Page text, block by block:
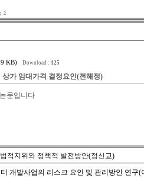
2
KB) Download : 125
상가 임대가격 결정요인(전해정)
문입니다
적지위와 정책적 발전방안(정신교)
개발사업의 리스크 요인 및 관리방안 연구